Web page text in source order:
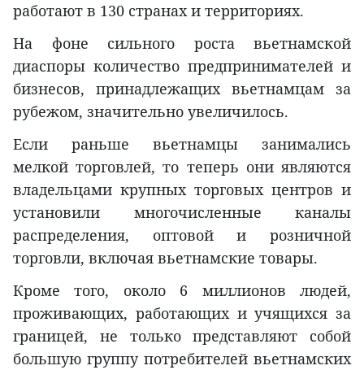
работают в 130 странах и территориях.
На фоне сильного роста вьетнамской
диаспоры количество предпринимателей и
бизнесов, принадлежащих вьетнамцам за
рубежом, значительно увеличилось.
Если раньше вьетнамцы занимались
мелкой торговлей, то теперь они являются
владельцами крупных торговых центров и
установили многочисленные каналы
распределения, оптовой и розничной
торговли, включая вьетнамские товары.
Кроме того, около 6 миллионов людей,
проживающих, работающих и учящихся за
границей, не только представляют собой
большую группу потребителей вьетнамских